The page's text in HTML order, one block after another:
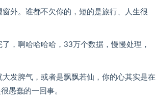
外。谁都不欠你的，短的是旅行、人生很
，啊哈哈哈哈，33万个数据，慢慢处理，
发脾气，或者是飘飘若仙，你的心其实是在
愚蠢的一回事。